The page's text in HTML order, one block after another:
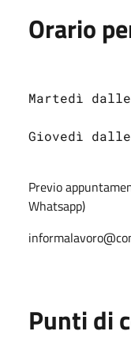
Orario
Martedì
Giovedì
Previo
Whatsapp)
Punti di